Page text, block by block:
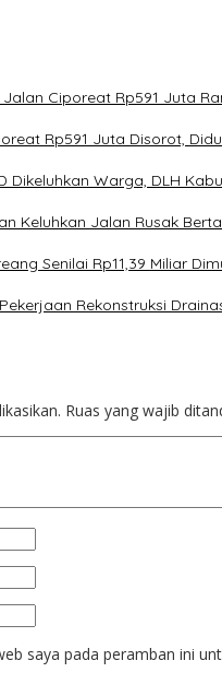
Jalan Ciporeat Rp591 Juta
Rp591 Juta Disorot,
Dikeluhkan Warga, DLH
Keluhkan Jalan Rusak
Senilai Rp11,39 Miliar
Rekonstruksi
Ruas yang wajib
saya pada peramban ini